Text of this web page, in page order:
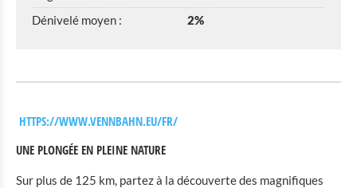
Service de transport de bagages.
Dénivelé moyen :
2%
HTTPS://WWW.VENNBAHN.EU/FR/
UNE PLONGÉE EN PLEINE NATURE
Sur plus de 125 km, partez à la découverte des magnifiques